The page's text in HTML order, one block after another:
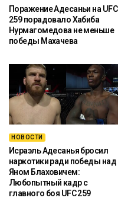
Поражение Адесаньи на UFC
259 порадовало Хабиба
Нурмагомедова не меньше
победы Махачева
НОВОСТИ
Исраэль Адесанья бросил
наркотики ради победы над
Яном Блаховичем:
Любопытный кадр с
главного боя UFC 259